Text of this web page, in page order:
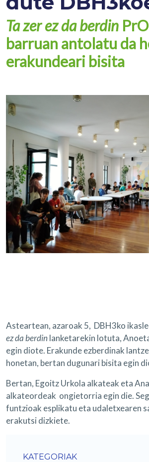
Ta zer ez da berdin
barruan antolatu da
erakundeari bisita
Asteartean, azaroak 5, DBH3ko
ez da berdinlanketarekin lotuta,
egin diote. Erakunde ezberdinak
honetan, bertan dugunari bisita egin
Bertan, Egoitz Urkola alkateak eta
alkateordeak ongietorria egin die.
funtzioak esplikatu eta udaletxearen
erakutsi dizkiete.
KATEGORIAK